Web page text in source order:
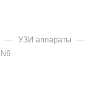
— УЗИ аппараты —